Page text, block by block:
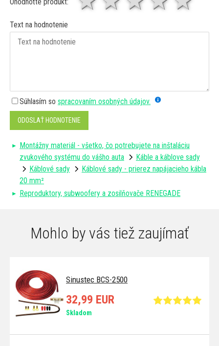
Text na hodnotenie
Súhlasím so spracovaním osobných údajov.
ODOSLAŤ HODNOTENIE
Montážny materiál - všetko, čo potrebujete na inštaláciu
zvukového systému do vášho auta
Káble a káblove sady
Káblové sady
Káblové sady - prierez napájacieho kábla
20 mm²
Reproduktory, subwoofery a zosilňovače RENEGADE
Mohlo by vás tiež zaujímať
Sinustec BCS-2500
32,99 EUR
Skladom